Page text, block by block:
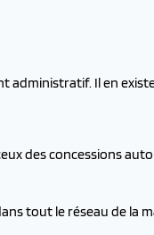
administratif. Il en
des concessions
tout le réseau de la